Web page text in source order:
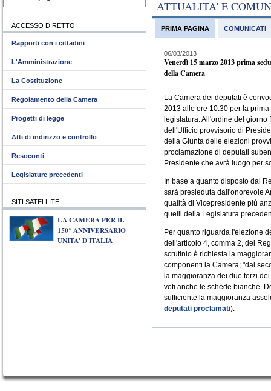
ATTUALITA' E
PRIMA PAGINA
06/03/2013
Venerdì 15 marzo 2013 prima
della Camera
La Camera dei deputati è
2013 alle ore 10.30 per la
legislatura. All'ordine del giorno
dell'Ufficio provvisorio di
della Giunta delle elezioni
proclamazione di deputati
Presidente che avrà luogo per
In base a quanto disposto dal
sarà presieduta dall'onorevole
qualità di Vicepresidente più
quelli della Legislatura
Per quanto riguarda l'elezione
dell'articolo 4, comma 2, del
scrutinio è richiesta la
componenti la Camera; "dal
la maggioranza dei due terzi
voti anche le schede bianche.
sufficiente la maggioranza
deputati proclamati).
COMUNICATI
ACCESSO DIRETTO
Rapporti con i cittadini
L'Amministrazione
La Costituzione
Regolamento della Camera
Progetti di legge
Atti di indirizzo e controllo
Resoconti
Legislature precedenti
SITI SATELLITE
LA CAMERA PER IL
150° ANNIVERSARIO
UNITA' D'ITALIA